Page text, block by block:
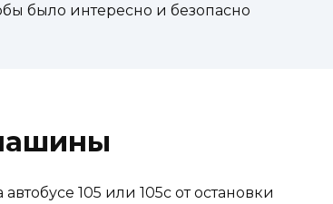
было интересно и безопасно
105 или 105с от остановки